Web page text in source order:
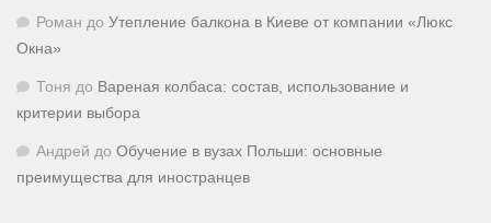
Роман до Утепление балкона в Киеве от компании «Люкс
Окна»
Тоня до Вареная колбаса: состав, использование и
критерии выбора
Андрей до Обучение в вузах Польши: основные
преимущества для иностранцев